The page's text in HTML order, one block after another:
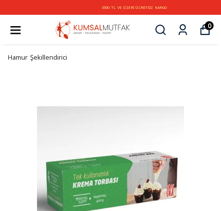
3500 TL VE ÜZERİ ÜCRETSİZ KARGO
0
Hamur Şekillendirici